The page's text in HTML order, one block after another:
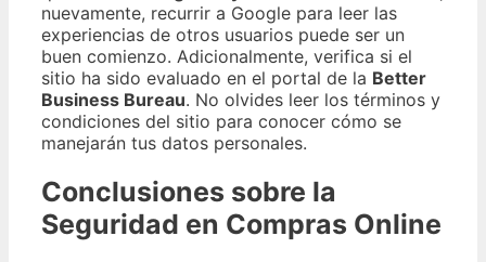
nuevamente, recurrir a Google para leer las
experiencias de otros usuarios puede ser un
buen comienzo. Adicionalmente, verifica si el
sitio ha sido evaluado en el portal de la Better
Business Bureau. No olvides leer los términos y
condiciones del sitio para conocer cómo se
manejarán tus datos personales.
Conclusiones sobre la
Seguridad en Compras Online